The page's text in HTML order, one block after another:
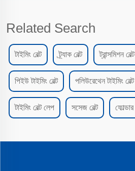
Related Search
টাইমিং বেল্ট ট্র্যাক বেল্ট ট্রান্সমিশন বেল্ট
পিইউ টাইমিং বেল্ট পলিউরেথেন টাইমিং বেল্ট
টাইমিং বেল্ট লেপ সসেজ বেল্ট ফোল্ডার